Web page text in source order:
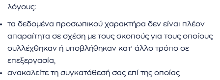
λόγους:
τα δεδομένα προσωπικού χαρακτήρα δεν είναι πλέον
απαραίτητα σε σχέση με τους σκοπούς για τους οποίους
συλλέχθηκαν ή υποβλήθηκαν κατ' άλλο τρόπο σε
επεξεργασία,
ανακαλείτε τη συγκατάθεσή σας επί της οποίας